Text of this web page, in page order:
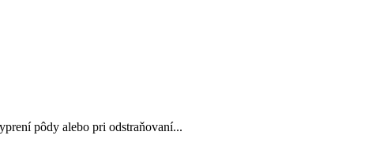
pôdy alebo pri odstraňovaní...